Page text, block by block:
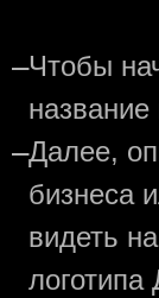
—Чтобы
—Далее,
бизнеса
видеть
логотипа